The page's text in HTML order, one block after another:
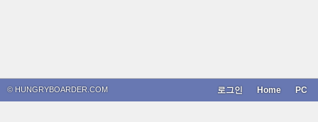
© HUNGRYBOARDER.COM PC
Home
로그인